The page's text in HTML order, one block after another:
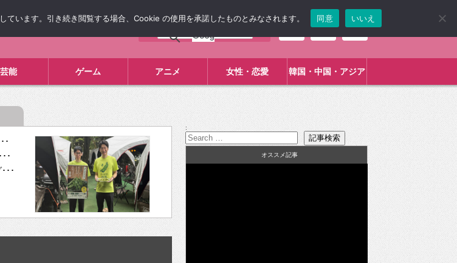
芸能 ゲーム アニメ 女性・恋愛 韓国・中国・アジア
･
･
･･
:
オススメ記事
います。引き続き閲覧する場合、Cookie の使用を承諾したものとみなされます。 同意 いいえ